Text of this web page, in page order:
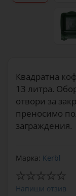
Квадратна
13 литра.
отвори за
преносимо
заграждения.
Марка: Kerbl
Напиши отзив